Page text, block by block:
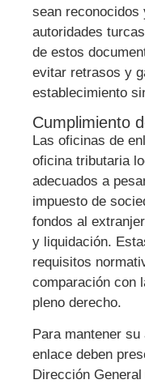
sean reconocidos
autoridades
de estos
evitar retrasos y
establecimiento
Cumplimiento
Las oficinas de
oficina tributaria
adecuados a
impuesto de
fondos al
y liquidación.
requisitos
comparación con
pleno derecho.
Para mantener
enlace deben
Dirección